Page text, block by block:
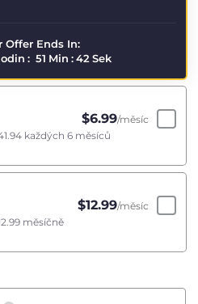
Offer Ends In:
: 51 Min : 41 Sek
$6.99/měsíc
každých 6 měsíců
$12.99/měsíc
měsíčně